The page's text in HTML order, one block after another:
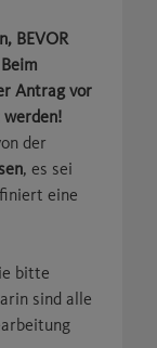
BEVOR
Antrag vor
der
, es sei
eine
bitte
sind alle